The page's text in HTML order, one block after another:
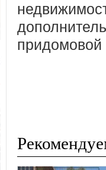
придомовой